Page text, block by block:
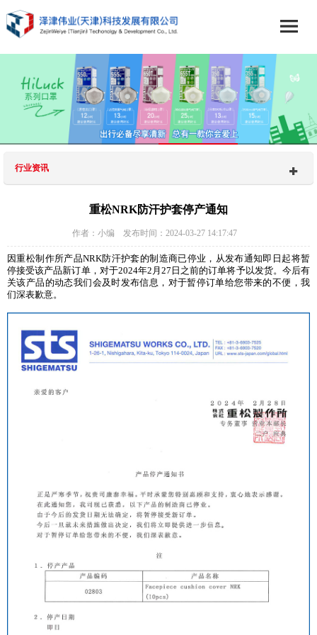
行业资讯
重松NRK防汗护套停产通知
作者：小编 发布时间：2024-03-27 14:17:47
因重松制作所产品NRK防汗护套的制造商已停业，从发布通知即日起将暂
停接受该产品新订单，对于2024年2月27日之前的订单将予以发货。今后有
关该产品的动态我们会及时发布信息，对于暂停订单给您带来的不便，我
们深表歉意。